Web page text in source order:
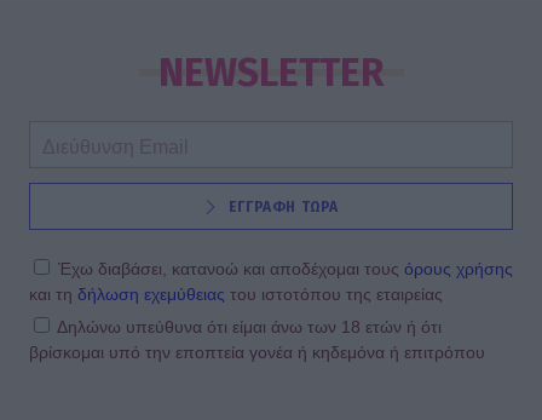
Ιωάννα Κουλούρη: Αναγκάστηκαν να
με δέσουν για να μη βλάψω τον
SHOWBIZ
Κίμωλος όπως όνειρο! Το ειδυλλιακό
Μαραβέγια μέσα από εικονές
MEDIA
NEWSLETTER
ΕΓΓΡΑΦΗ ΤΩΡΑ
Έχω διαβάσει, κατανοώ και αποδέχομαι τους όρους χρήσης
και τη δήλωση εχεμύθειας του ιστοτόπου της εταιρείας
Δηλώνω υπεύθυνα ότι είμαι άνω των 18 ετών ή ότι
βρίσκομαι υπό την εποπτεία γονέα ή κηδεμόνα ή επιτρόπου